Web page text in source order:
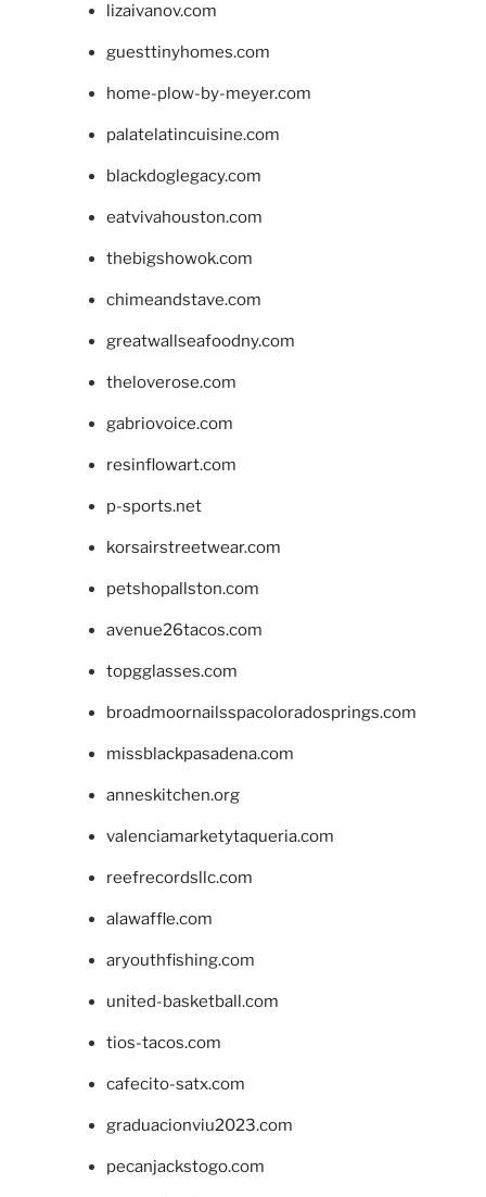
lizaivanov.com
guesttinyhomes.com
home-plow-by-meyer.com
palatelatincuisine.com
blackdoglegacy.com
eatvivahouston.com
thebigshowok.com
chimeandstave.com
greatwallseafoodny.com
theloverose.com
gabriovoice.com
resinflowart.com
p-sports.net
korsairstreetwear.com
petshopallston.com
avenue26tacos.com
topgglasses.com
broadmoornailsspacoloradosprings.com
missblackpasadena.com
anneskitchen.org
valenciamarketytaqueria.com
reefrecordsllc.com
alawaffle.com
aryouthfishing.com
united-basketball.com
tios-tacos.com
cafecito-satx.com
graduacionviu2023.com
pecanjackstogo.com